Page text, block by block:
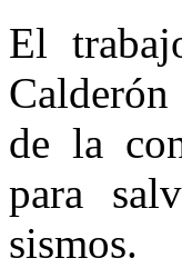
El
de la
para
sismos.